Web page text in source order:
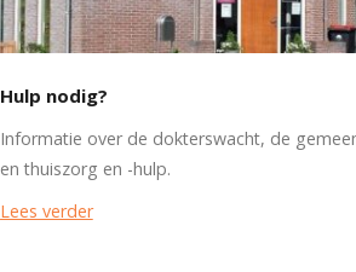
Hulp nodig?
Informatie over de dokterswacht, de
en thuiszorg en -hulp.
Lees verder